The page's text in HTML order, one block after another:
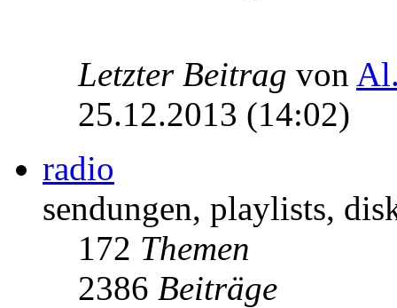
Letzter Beitrag von
25.12.2013 (14:02)
radio
sendungen, playlists,
172 Themen
2386 Beiträge